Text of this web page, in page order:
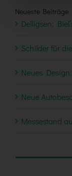
Neueste Beiträge
Delligsen:
Schilder für
Neues
Neue
Messestand